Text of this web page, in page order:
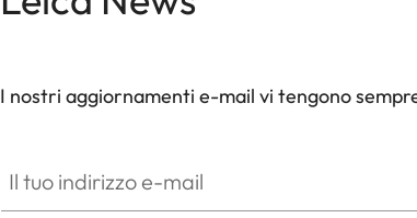
I nostri aggiornamenti e-mail vi tengono